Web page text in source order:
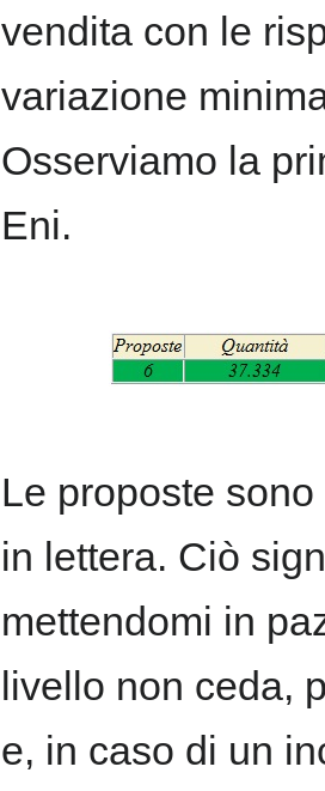
vendita con le
variazione
Osserviamo la
Eni.
Le proposte
in lettera. Ciò
mettendomi in
livello non ceda,
e, in caso di un